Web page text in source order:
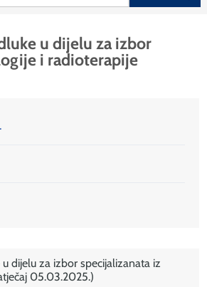
u dijelu za izbor
i radioterapije
dijelu za izbor specijalizanata iz
05.03.2025.)